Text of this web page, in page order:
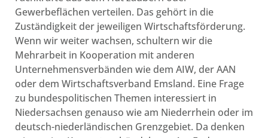
Gewerbeflächen verteilen. Das gehört in die
Zuständigkeit der jeweiligen Wirtschaftsförderung.
Wenn wir weiter wachsen, schultern wir die
Mehrarbeit in Kooperation mit anderen
Unternehmensverbänden wie dem AIW, der AAN
oder dem Wirtschaftsverband Emsland. Eine Frage
zu bundespolitischen Themen interessiert in
Niedersachsen genauso wie am Niederrhein oder im
deutsch-niederländischen Grenzgebiet. Da denken